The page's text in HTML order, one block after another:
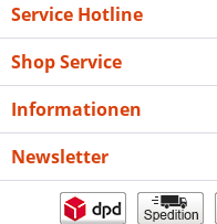
Service Hotline
Shop Service
Informationen
Newsletter